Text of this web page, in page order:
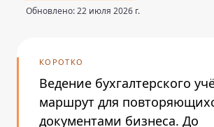
Обновлено: 22 июля 2026 г.
КОРОТКО
Ведение бухгалтерского
маршрут для
документами бизнеса. До